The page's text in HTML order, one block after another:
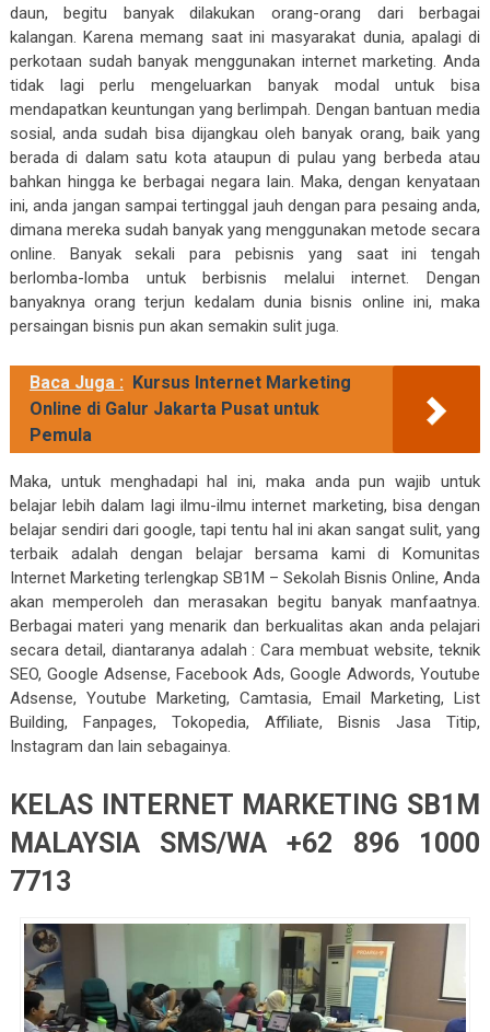
daun, begitu banyak dilakukan orang-orang dari berbagai
kalangan. Karena memang saat ini masyarakat dunia, apalagi di
perkotaan sudah banyak menggunakan internet marketing. Anda
tidak lagi perlu mengeluarkan banyak modal untuk bisa
mendapatkan keuntungan yang berlimpah. Dengan bantuan media
sosial, anda sudah bisa dijangkau oleh banyak orang, baik yang
berada di dalam satu kota ataupun di pulau yang berbeda atau
bahkan hingga ke berbagai negara lain. Maka, dengan kenyataan
ini, anda jangan sampai tertinggal jauh dengan para pesaing anda,
dimana mereka sudah banyak yang menggunakan metode secara
online. Banyak sekali para pebisnis yang saat ini tengah
berlomba-lomba untuk berbisnis melalui internet. Dengan
banyaknya orang terjun kedalam dunia bisnis online ini, maka
persaingan bisnis pun akan semakin sulit juga.
Baca Juga : Kursus Internet Marketing
Online di Galur Jakarta Pusat untuk
Pemula
Maka, untuk menghadapi hal ini, maka anda pun wajib untuk
belajar lebih dalam lagi ilmu-ilmu internet marketing, bisa dengan
belajar sendiri dari google, tapi tentu hal ini akan sangat sulit, yang
terbaik adalah dengan belajar bersama kami di Komunitas
Internet Marketing terlengkap SB1M – Sekolah Bisnis Online, Anda
akan memperoleh dan merasakan begitu banyak manfaatnya.
Berbagai materi yang menarik dan berkualitas akan anda pelajari
secara detail, diantaranya adalah : Cara membuat website, teknik
SEO, Google Adsense, Facebook Ads, Google Adwords, Youtube
Adsense, Youtube Marketing, Camtasia, Email Marketing, List
Building, Fanpages, Tokopedia, Affiliate, Bisnis Jasa Titip,
Instagram dan lain sebagainya.
KELAS INTERNET MARKETING SB1M
MALAYSIA SMS/WA +62 896 1000
7713